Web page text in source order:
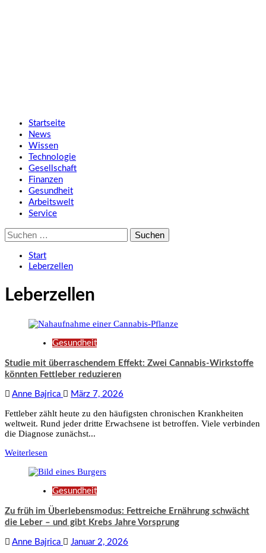
Startseite
News
Wissen
Technologie
Gesellschaft
Finanzen
Gesundheit
Arbeitswelt
Service
Suche
nach:
Start
Leberzellen
Leberzellen
Gesundheit
Studie mit überraschendem Effekt: Zwei Cannabis-Wirkstoffe
könnten Fettleber reduzieren
Anne Bajrica März 7, 2026
Fettleber zählt heute zu den häufigsten chronischen Krankheiten
weltweit. Rund jeder dritte Erwachsene ist betroffen. Viele verbinden
die Diagnose zunächst...
Weiterlesen
Gesundheit
Zu früh im Überlebensmodus: Fettreiche Ernährung schwächt
die Leber – und gibt Krebs Jahre Vorsprung
Anne Bajrica Januar 2, 2026